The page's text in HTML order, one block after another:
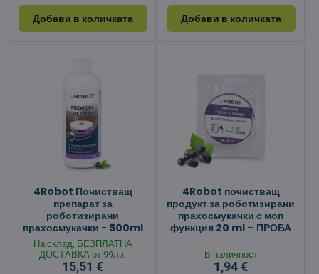
Добави в количката Добави в количката
4Robot Почистващ
препарат за
роботизирани
прахосмукачки - 500ml
На склад, БЕЗПЛАТНА
ДОСТАВКА от 99лв.
15,51 €
4Robot почистващ
продукт за роботизирани
прахосмукачки с моп
функция 20 ml – ПРОБА
В наличност
1,94 €